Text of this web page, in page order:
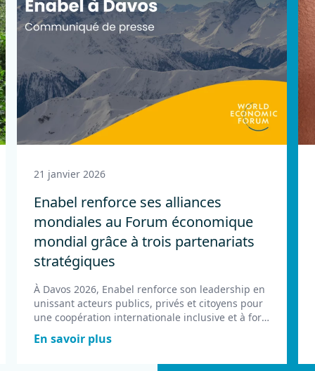
21 janvier 2026
Enabel renforce ses alliances
mondiales au Forum économique
mondial grâce à trois partenariats
stratégiques
À Davos 2026, Enabel renforce son leadership en
unissant acteurs publics, privés et citoyens pour
une coopération internationale inclusive et à fort
En savoir plus